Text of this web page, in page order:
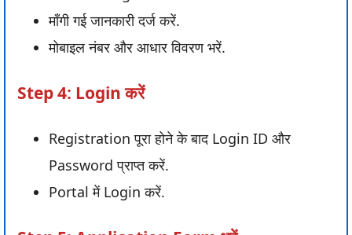
माँगी गई जानकारी दर्ज करें.
मोबाइल नंबर और आधार विवरण भरें.
Step 4: Login करें
Registration पूरा होने के बाद Login ID और
Password प्राप्त करें.
Portal में Login करें.